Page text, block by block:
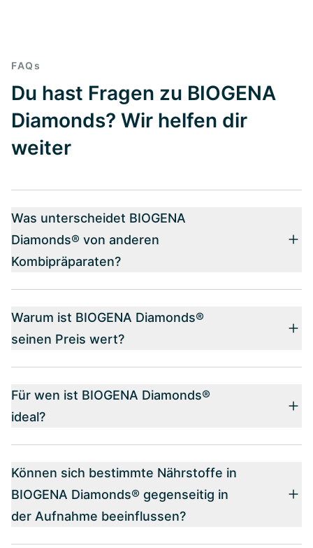
FAQs
Du hast Fragen zu BIOGENA
Diamonds? Wir helfen dir
weiter
Was unterscheidet BIOGENA
Diamonds® von anderen
Kombipräparaten?
Warum ist BIOGENA Diamonds®
seinen Preis wert?
Für wen ist BIOGENA Diamonds®
ideal?
Können sich bestimmte Nährstoffe in
BIOGENA Diamonds® gegenseitig in
der Aufnahme beeinflussen?